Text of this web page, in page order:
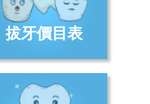
拔牙價目表